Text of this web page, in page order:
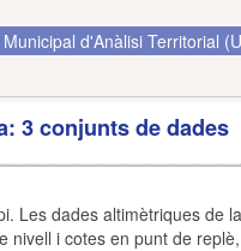
d'Anàlisi Territorial
3 conjunts de dades
Les dades altimètriques de
nivell i cotes en punt de